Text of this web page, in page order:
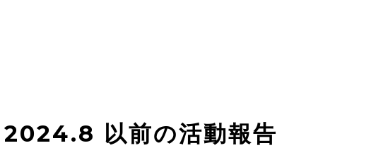
2024.8 以前の活動報告